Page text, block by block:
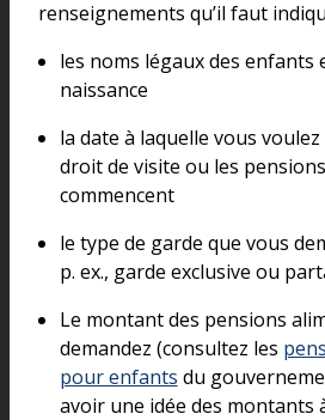
renseignements qu’il faut
les noms légaux des enfants
naissance
la date à laquelle vous
droit de visite ou les
commencent
le type de garde que vous
p. ex., garde exclusive ou
Le montant des pensions
demandez (consultez les
pour enfants du
avoir une idée des montants